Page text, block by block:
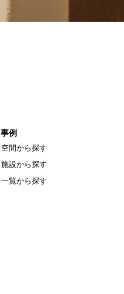
事例
空間から探す
施設から探す
一覧から探す